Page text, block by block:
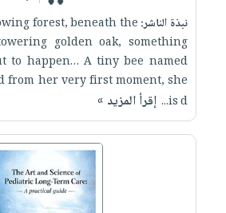
نبذة الناشر: forest, beneath the
golden oak, something
to happen… A tiny bee named
from her very first moment, she
is d...
إقرأ المزيد »